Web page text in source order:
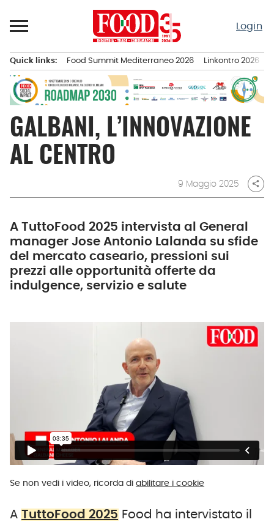
al
Login
principale
Quick links: Food Summit Mediterraneo 2026 Linkontro 2026
GALBANI, L’INNOVAZIONE
AL CENTRO
9 Maggio 2025 share
A TuttoFood 2025 intervista al General
manager Jose Antonio Lalanda su sfide
del mercato caseario, pressioni sui
prezzi alle opportunità offerte da
indulgence, servizio e salute
Se non vedi i video, ricorda di abilitare i cookie
A TuttoFood 2025 Food ha intervistato il